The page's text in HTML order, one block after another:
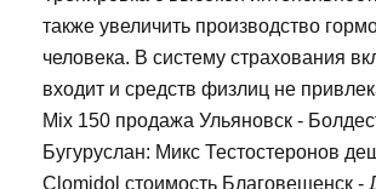
также увеличить производство
человека. В систему страхования
входит и средств физлиц не
Mix 150 продажа Ульяновск -
Бугуруслан: Микс Тестостеронов
Clomidol стоимость Благовещенск -